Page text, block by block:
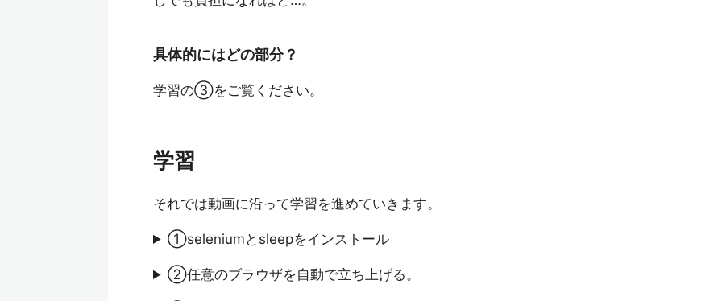
具体的にはどの部分？
学習の③をご覧ください。
学習
それでは動画に沿って学習を進めていきます。
①seleniumとsleepをインストール
②任意のブラウザを自動で立ち上げる。